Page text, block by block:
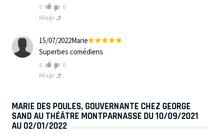
0
0
Réagir
15/07/2022Marie
Superbes comédiens
0
0
Réagir
MARIE DES POULES, GOUVERNANTE CHEZ GEORGE
SAND AU THÉÂTRE MONTPARNASSE DU 10/09/2021
AU 02/01/2022